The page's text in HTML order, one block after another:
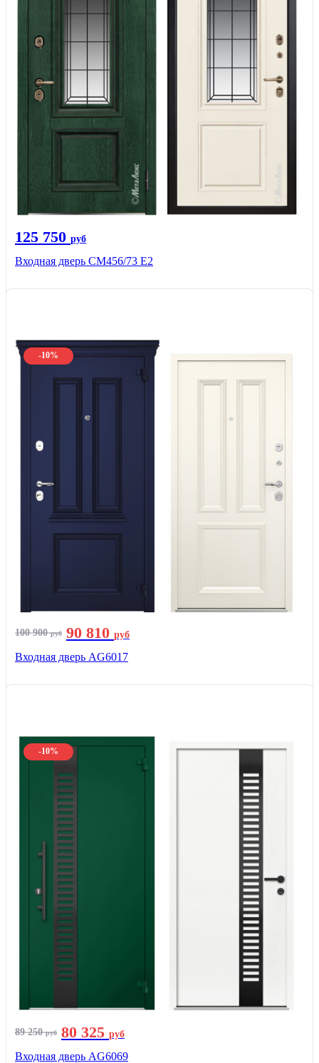
125 750 руб
Входная дверь СМ456/73 Е2
-10%
100 900руб 90 810 руб
Входная дверь AG6017
-10%
89 250руб 80 325 руб
Входная дверь AG6069